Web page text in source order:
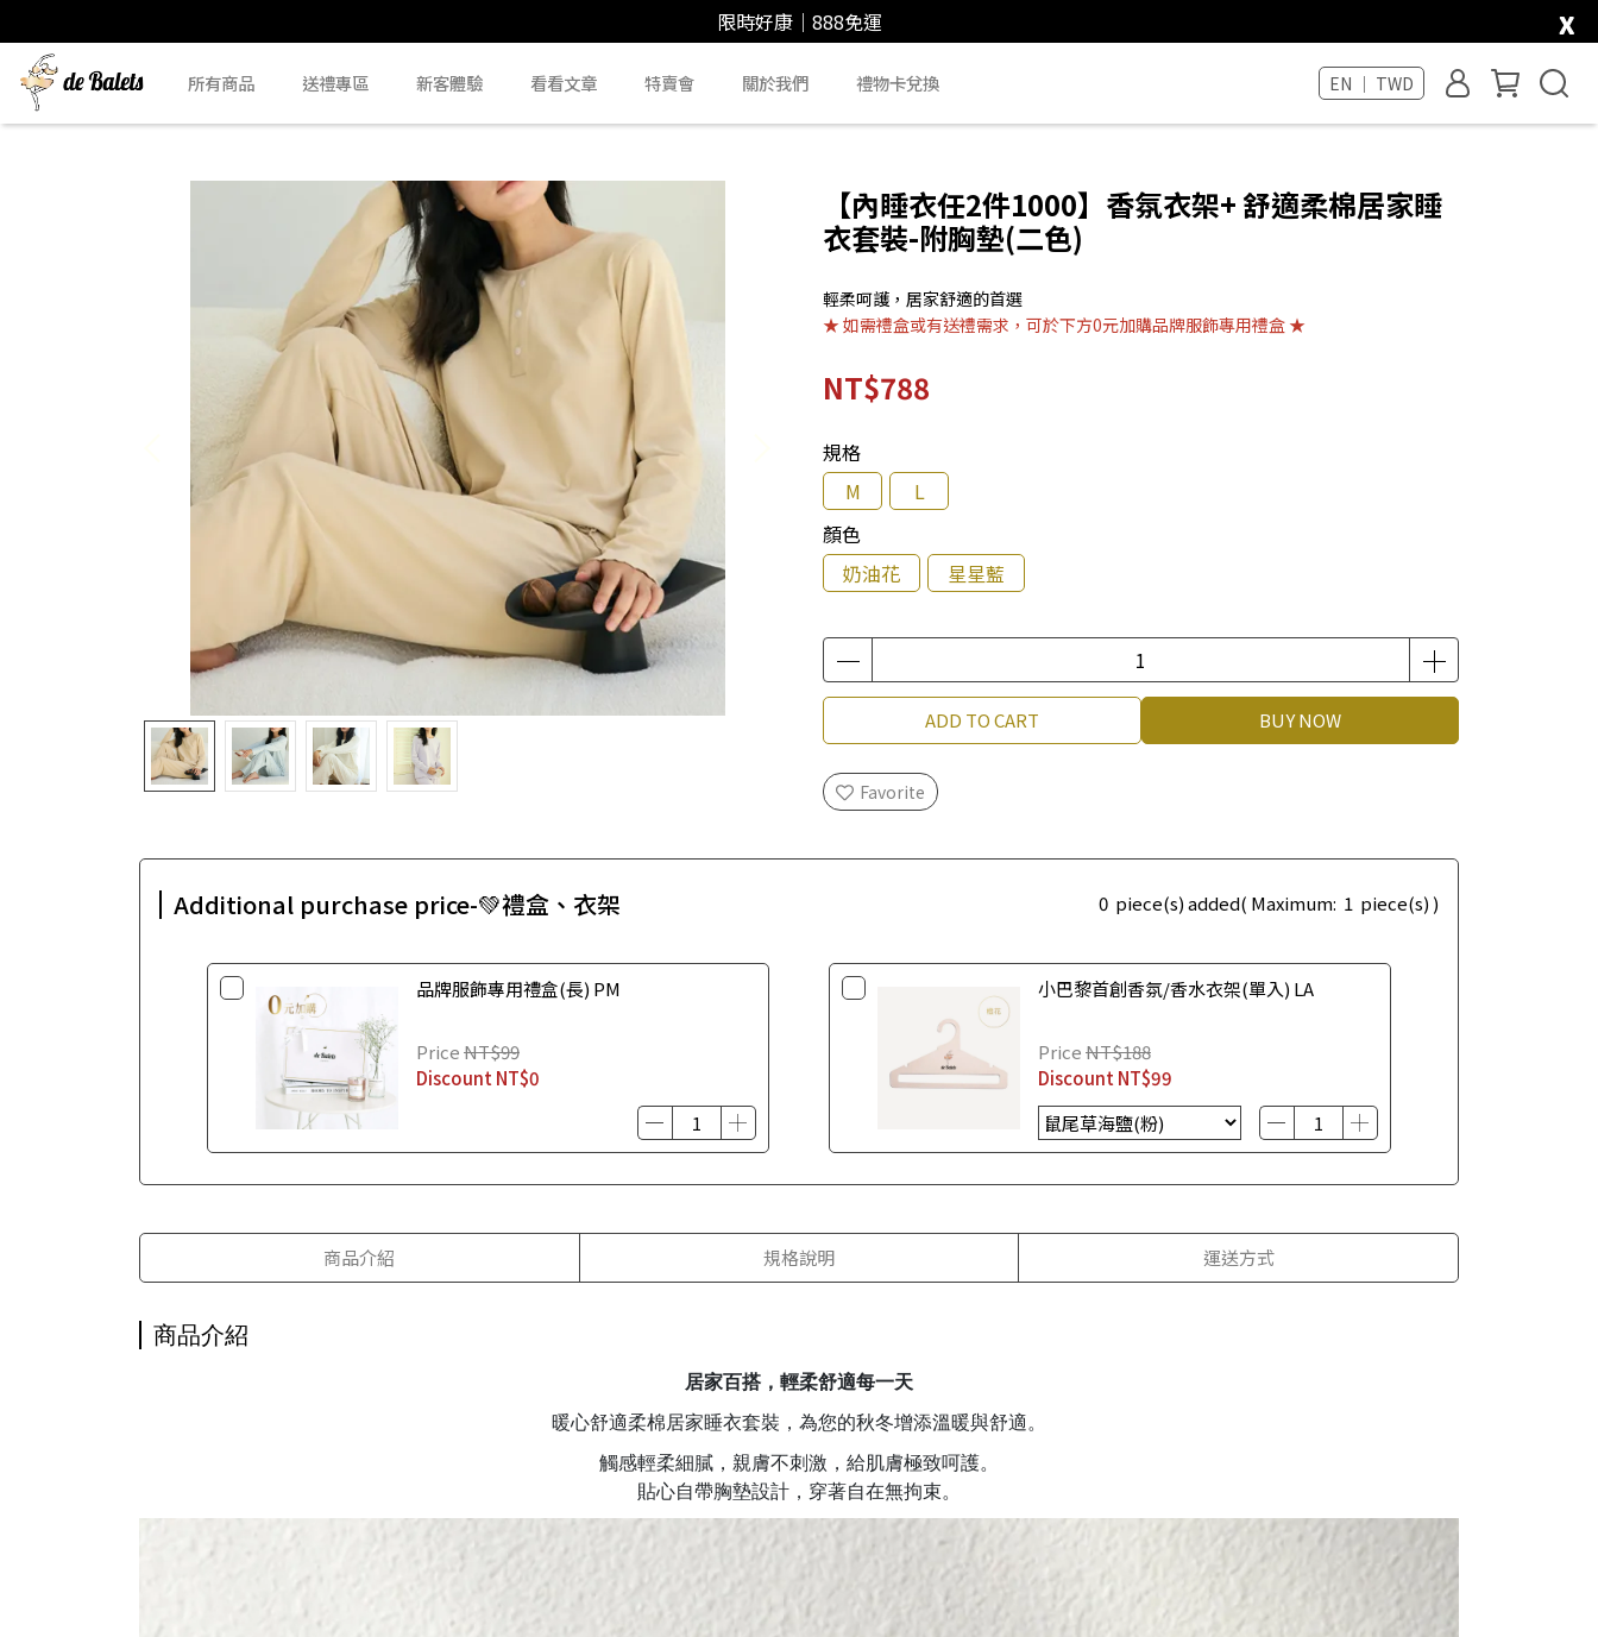
限時好康｜888免運 x
所有商品 送禮專區 新客體驗 看看文章 特賣會 關於我們 禮物卡兌換 EN ｜ TWD
【內睡衣任2件1000】香氛衣架+ 舒適柔棉居家睡
衣套裝-附胸墊(二色)
輕柔呵護，居家舒適的首選
★ 如需禮盒或有送禮需求，可於下方0元加購品牌服飾專用禮盒 ★
NT$788
規格
M
L
顏色
奶油花
星星藍
ADD TO CART BUY NOW
Favorite
Additional purchase price-💚禮盒、衣架 0 piece(s) added( Maximum: 1 piece(s) )
品牌服飾專用禮盒(長) PM
PriceNT$99
Discount NT$0
小巴黎首創香氛/香水衣架(單入) LA
PriceNT$188
Discount NT$99
商品介紹 規格說明 運送方式
商品介紹
居家百搭，輕柔舒適每一天
暖心舒適柔棉居家睡衣套裝，為您的秋冬增添溫暖與舒適。
觸感輕柔細膩，親膚不刺激，給肌膚極致呵護。
貼心自帶胸墊設計，穿著自在無拘束。